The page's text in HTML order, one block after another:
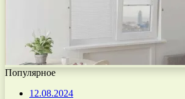
Популярное
12.08.2024